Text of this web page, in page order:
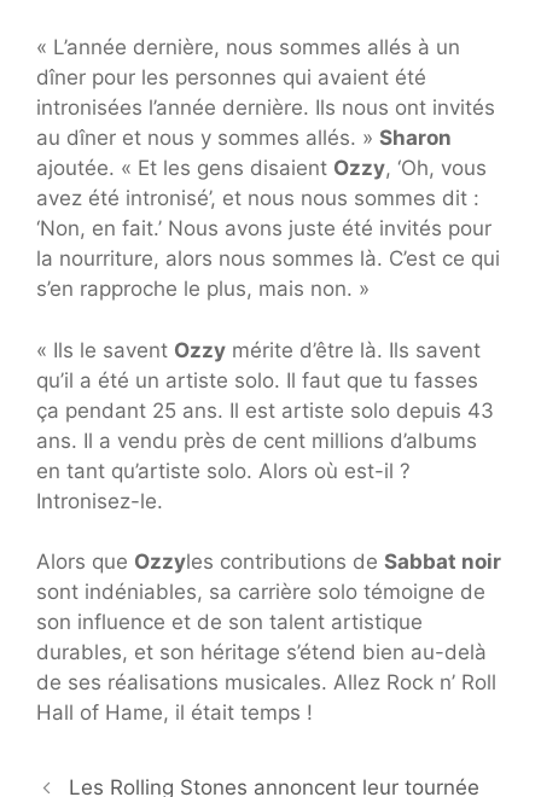
« L’année dernière, nous sommes allés à un
dîner pour les personnes qui avaient été
intronisées l’année dernière. Ils nous ont invités
au dîner et nous y sommes allés. » Sharon
ajoutée. « Et les gens disaient Ozzy, ‘Oh, vous
avez été intronisé’, et nous nous sommes dit :
‘Non, en fait.’ Nous avons juste été invités pour
la nourriture, alors nous sommes là. C’est ce qui
s’en rapproche le plus, mais non. »
« Ils le savent Ozzy mérite d’être là. Ils savent
qu’il a été un artiste solo. Il faut que tu fasses
ça pendant 25 ans. Il est artiste solo depuis 43
ans. Il a vendu près de cent millions d’albums
en tant qu’artiste solo. Alors où est-il ?
Intronisez-le.
Alors que Ozzyles contributions de Sabbat noir
sont indéniables, sa carrière solo témoigne de
son influence et de son talent artistique
durables, et son héritage s’étend bien au-delà
de ses réalisations musicales. Allez Rock n’ Roll
Hall of Hame, il était temps !
Les Rolling Stones annoncent leur tournée